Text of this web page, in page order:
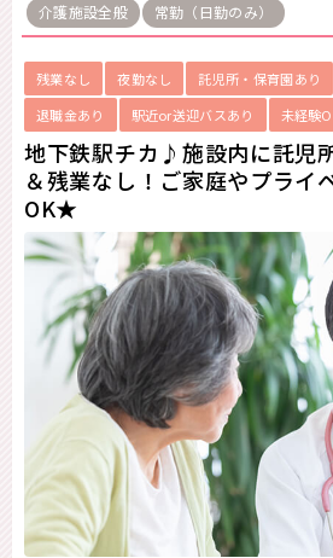
介護施設全般 常勤（日勤のみ）
残業なし 夜勤なし 託児所・保育園あり
退職金あり
駅近or送迎バスあり 未経験
地下鉄駅チカ♪施設内に託児
＆残業なし！ご家庭やプライ
OK★